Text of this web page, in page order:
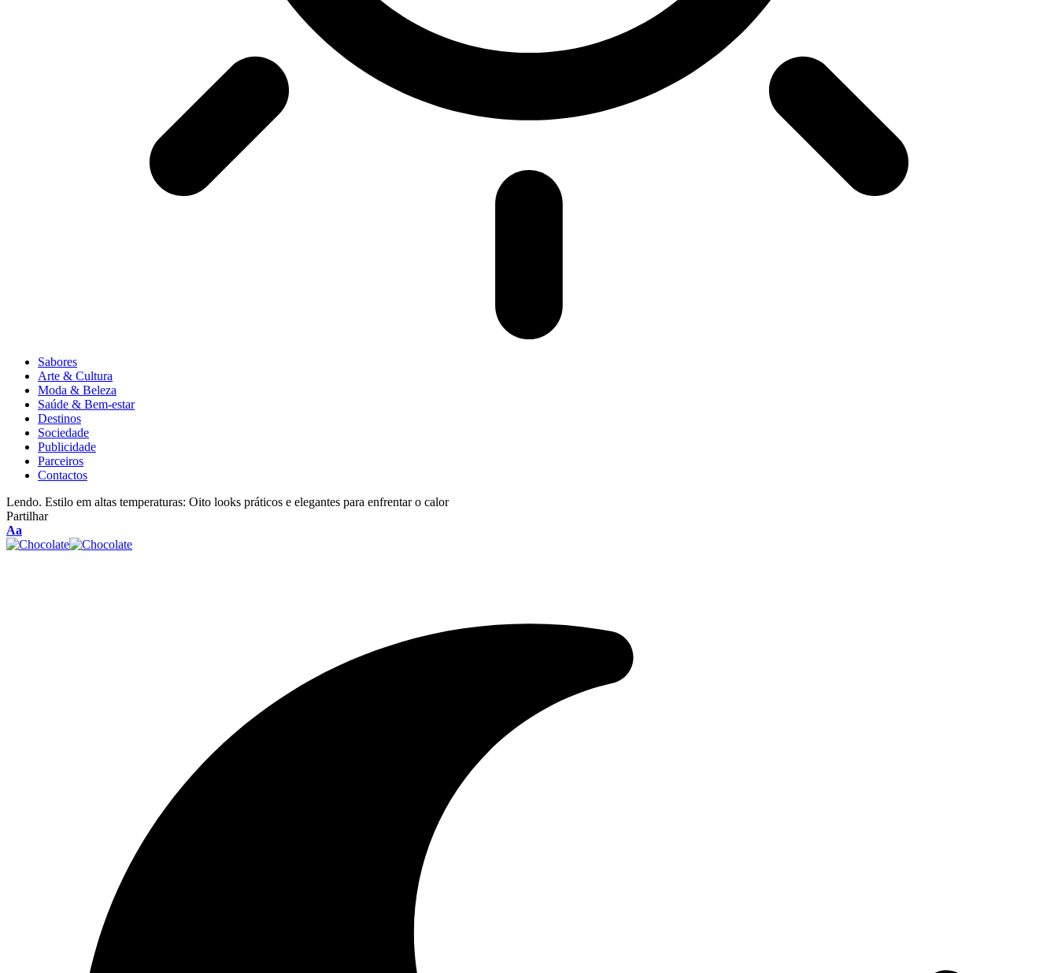
Sabores
Arte & Cultura
Moda & Beleza
Saúde & Bem-estar
Destinos
Sociedade
Publicidade
Parceiros
Contactos
Lendo. Estilo em altas temperaturas: Oito looks práticos e elegantes para enfrentar o calor
Partilhar
Aa